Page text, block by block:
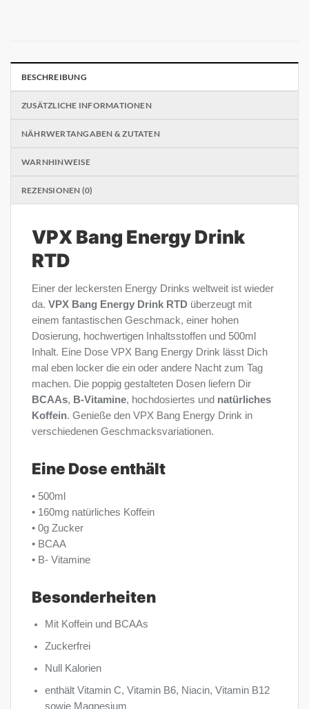
BESCHREIBUNG
ZUSÄTZLICHE INFORMATIONEN
NÄHRWERTANGABEN & ZUTATEN
WARNHINWEISE
REZENSIONEN (0)
VPX Bang Energy Drink
RTD
Einer der leckersten Energy Drinks weltweit ist wieder
da. VPX Bang Energy Drink RTD überzeugt mit
einem fantastischen Geschmack, einer hohen
Dosierung, hochwertigen Inhaltsstoffen und 500ml
Inhalt. Eine Dose VPX Bang Energy Drink lässt Dich
mal eben locker die ein oder andere Nacht zum Tag
machen. Die poppig gestalteten Dosen liefern Dir
BCAAs, B-Vitamine, hochdosiertes und natürliches
Koffein. Genieße den VPX Bang Energy Drink in
verschiedenen Geschmacksvariationen.
Eine Dose enthält
• 500ml
• 160mg natürliches Koffein
• 0g Zucker
• BCAA
• B- Vitamine
Besonderheiten
Mit Koffein und BCAAs
Zuckerfrei
Null Kalorien
enthält Vitamin C, Vitamin B6, Niacin, Vitamin B12
sowie Magnesium